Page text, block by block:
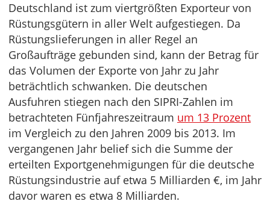
Deutschland ist zum viertgrößten Exporteur von
Rüstungsgütern in aller Welt aufgestiegen. Da
Rüstungslieferungen in aller Regel an
Großaufträge gebunden sind, kann der Betrag für
das Volumen der Exporte von Jahr zu Jahr
beträchtlich schwanken. Die deutschen
Ausfuhren stiegen nach den SIPRI-Zahlen im
betrachteten Fünfjahreszeitraum um 13 Prozent
im Vergleich zu den Jahren 2009 bis 2013. Im
vergangenen Jahr belief sich die Summe der
erteilten Exportgenehmigungen für die deutsche
Rüstungsindustrie auf etwa 5 Milliarden €, im Jahr
davor waren es etwa 8 Milliarden.